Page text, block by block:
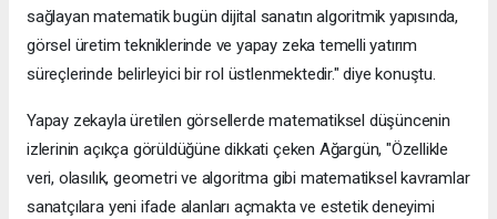
sağlayan matematik bugün dijital sanatın algoritmik yapısında,
görsel üretim tekniklerinde ve yapay zeka temelli yatırım
süreçlerinde belirleyici bir rol üstlenmektedir." diye konuştu.
Yapay zekayla üretilen görsellerde matematiksel düşüncenin
izlerinin açıkça görüldüğüne dikkati çeken Ağargün, "Özellikle
veri, olasılık, geometri ve algoritma gibi matematiksel kavramlar
sanatçılara yeni ifade alanları açmakta ve estetik deneyimi